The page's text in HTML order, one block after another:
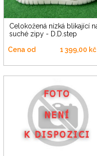
Celokožená nízká blikající na dva
suché zipy - D.D.step
Cena od 1 399,00 kč